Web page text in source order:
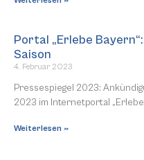
Portal „Erlebe
Saison
4. Februar 2023
Pressespiegel 2023:
2023 im Internetportal
Weiterlesen »